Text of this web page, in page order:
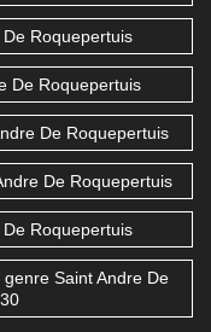
Roquepertuis
De Roquepertuis
De Roquepertuis
De Roquepertuis
Roquepertuis
Saint Andre De